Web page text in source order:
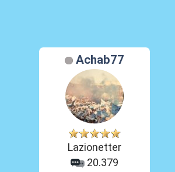
Achab77
Lazionetter
20.379